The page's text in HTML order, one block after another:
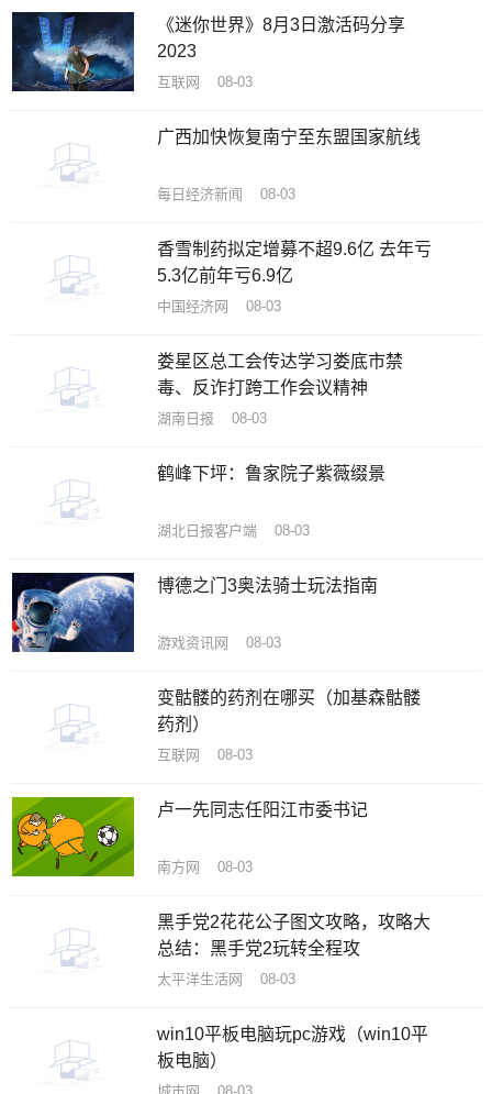
《迷你世界》8月3日激活码分享
2023
互联网 08-03
广西加快恢复南宁至东盟国家航线
每日经济新闻 08-03
香雪制药拟定增募不超9.6亿 去年亏
5.3亿前年亏6.9亿
中国经济网 08-03
娄星区总工会传达学习娄底市禁
毒、反诈打跨工作会议精神
湖南日报 08-03
鹤峰下坪：鲁家院子紫薇缀景
湖北日报客户端 08-03
博德之门3奥法骑士玩法指南
游戏资讯网 08-03
变骷髅的药剂在哪买（加基森骷髅
药剂）
互联网 08-03
卢一先同志任阳江市委书记
南方网 08-03
黑手党2花花公子图文攻略，攻略大
总结：黑手党2玩转全程攻
太平洋生活网 08-03
win10平板电脑玩pc游戏（win10平
板电脑）
城市网 08-03